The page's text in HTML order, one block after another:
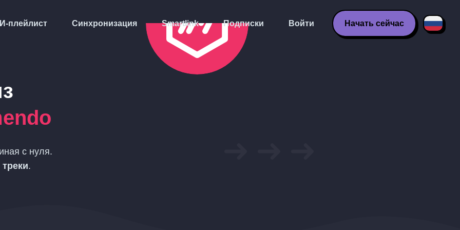
плейлист Синхронизация Smartlink Подписки Войти Начать сейчас
с нуля.
.